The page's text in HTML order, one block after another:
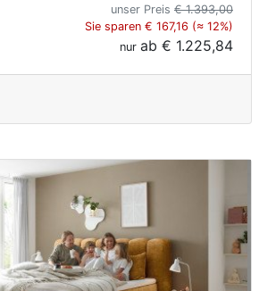
unser Preis € 1.393,00
Sie sparen € 167,16 (≈ 12%)
nur ab € 1.225,84